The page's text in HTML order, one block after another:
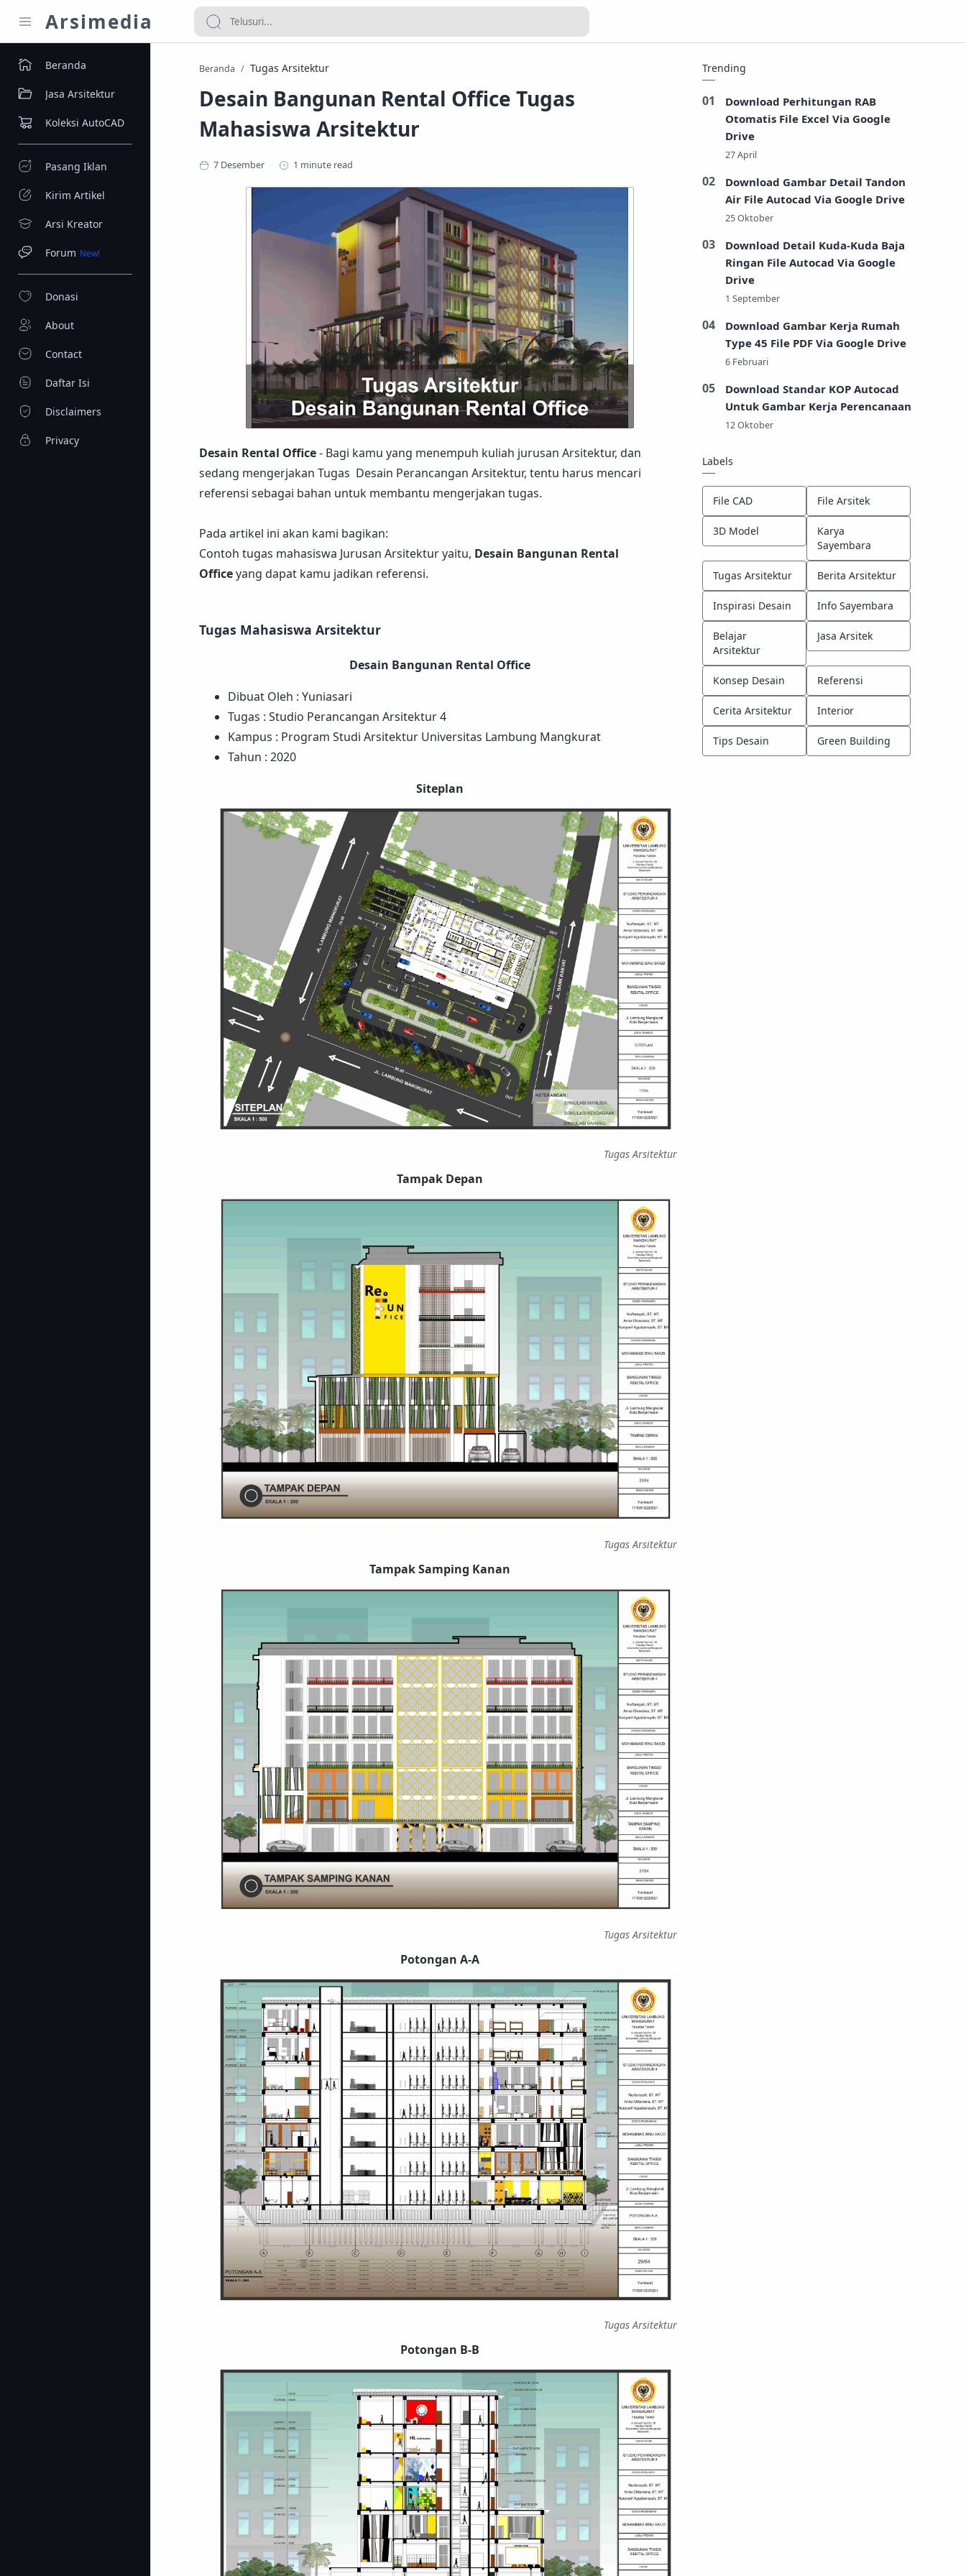
Arsimedia
Beranda
Jasa Arsitektur
Koleksi AutoCAD
Pasang Iklan
Kirim Artikel
Arsi Kreator
Forum
Donasi
About
Contact
Daftar Isi
Disclaimers
Privacy
Beranda Tugas Arsitektur
Desain Bangunan Rental Office Tugas
Mahasiswa Arsitektur
1 minute read
Desain Rental Office- Bagi kamu yang menempuh kuliah jurusan Arsitektur, dan
sedang mengerjakan Tugas Desain Perancangan Arsitektur, tentu harus mencari
referensi sebagai bahan untuk membantu mengerjakan tugas.
Pada artikel ini akan kami bagikan:
Contoh tugas mahasiswa Jurusan Arsitektur yaitu, Desain Bangunan Rental
Officeyang dapat kamu jadikan referensi.
Tugas Mahasiswa Arsitektur
Desain Bangunan Rental Office
Dibuat Oleh : Yuniasari
Tugas : Studio Perancangan Arsitektur 4
Kampus : Program Studi Arsitektur Universitas Lambung Mangkurat
Tahun : 2020
Siteplan
Tugas Arsitektur
Tampak Depan
Tugas Arsitektur
Tampak Samping Kanan
Tugas Arsitektur
Potongan A-A
Tugas Arsitektur
Potongan B-B
Trending
Download Perhitungan RAB
Otomatis File Excel Via Google
Drive
Download Gambar Detail Tandon
Air File Autocad Via Google Drive
Download Detail Kuda-Kuda Baja
Ringan File Autocad Via Google
Drive
Download Gambar Kerja Rumah
Type 45 File PDF Via Google Drive
Download Standar KOP Autocad
Untuk Gambar Kerja Perencanaan
Labels
File CAD File Arsitek
3D Model
Karya
Sayembara
Tugas Arsitektur Berita Arsitektur
Inspirasi Desain Info Sayembara
Belajar
Arsitektur
Jasa Arsitek
Konsep Desain Referensi
Cerita Arsitektur Interior
Tips Desain Green Building